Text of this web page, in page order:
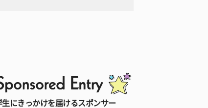
生にきっかけを届けるスポンサー